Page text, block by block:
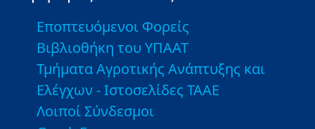
Εποπτευόμενοι Φορείς
Βιβλιοθήκη του ΥΠΑΑΤ
Τμήματα Αγροτικής Ανάπτυξης και
Ελέγχων - Ιστοσελίδες ΤΑΑΕ
Λοιποί Σύνδεσμοι